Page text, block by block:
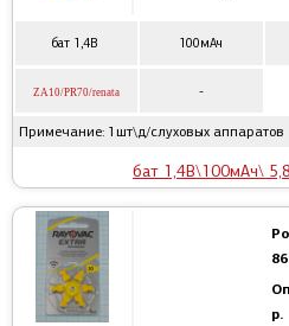
бат 1,4В 100мАч
ZA10/PR70/renata -
Примечание: 1шт\д/слуховых аппаратов
бат 1,4В\100мАч\
р.